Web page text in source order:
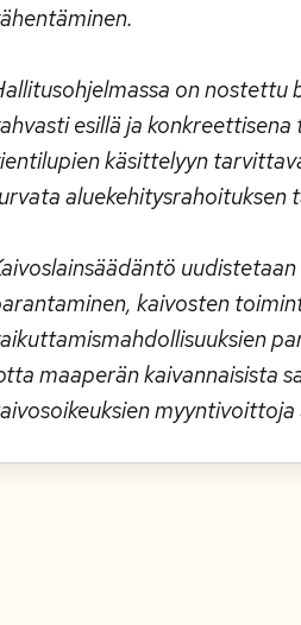
on nostettu
esillä ja
käsittelyyn
aluekehitysrahoituksen
kaivosten
maaperän kaivannaisista
myyntivoittoja